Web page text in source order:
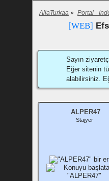
AllaTurkaa » Portal -
[WEB]
Sayın
Eğer sitenin
alabilirsiniz.
ALPER47
Stajyer